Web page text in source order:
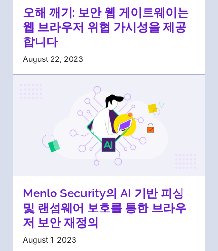
오해 깨기: 보안 웹 게이트웨이는
웹 브라우저 위협 가시성을 제공
합니다
August 22, 2023
Menlo Security의 AI 기반 피싱
및 랜섬웨어 보호를 통한 브라우
저 보안 재정의
August 1, 2023